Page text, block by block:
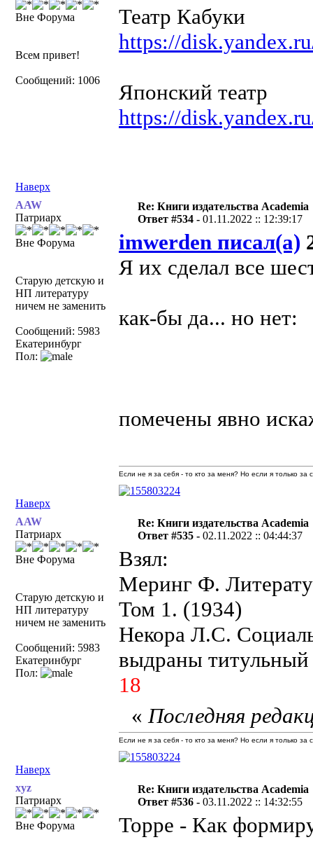
Вне Форума
Всем привет!
Сообщений: 1006
Театр Кабуки
https://
Японский театр
https://
Наверх
AAW
Патриарх
Вне Форума
Старую детскую и
НП литературу
ничем не заменить
Сообщений: 5983
Екатеринбург
Пол:
Re: Книги издательства Academia
Ответ #534 -01.11.2022 :: 12:39:17
imwerden писал(а)
Я их сделал все
как-бы да... но нет:
помечены явно
Наверх
Если не я за себя - то кто за меня? Но если я только
AAW
Патриарх
Вне Форума
Старую детскую и
НП литературу
ничем не заменить
Сообщений: 5983
Екатеринбург
Пол:
Re: Книги издательства Academia
Ответ #535 -02.11.2022 :: 04:44:37
Взял:
Меринг Ф.
Том 1. (1934)
Некора Л.С.
выдраны
18
Наверх
«Последняя
Если не я за себя - то кто за меня? Но если я только
xyz
Патриарх
Вне Форума
Re: Книги издательства Academia
Ответ #536 -03.11.2022 :: 14:32:55
Торре - Как